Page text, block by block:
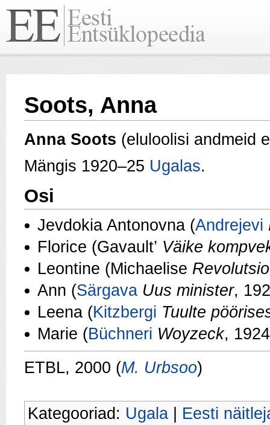
Soots, Anna
Anna Soots (eluloolisi andmeid
Mängis 1920–25 Ugalas.
Osi
Jevdokia Antonovna (Andrejevi
Florice (Gavault’ Väike
Leontine (Michaelise
Ann (Särgava Uus minister,
Leena (Kitzbergi Tuulte
Marie (Büchneri Woyzeck,
ETBL, 2000 (M. Urbsoo)
Kategooriad: Ugala Eesti